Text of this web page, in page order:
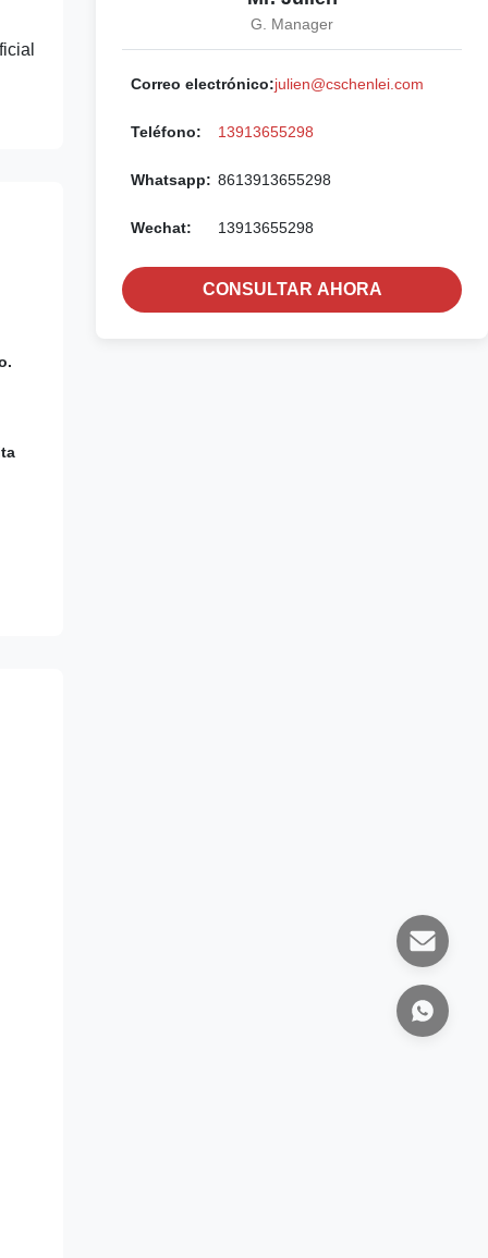
G. Manager
Correo electrónico:julien@cschenlei.com
Teléfono: 13913655298
Whatsapp: 8613913655298
Wechat: 13913655298
CONSULTAR AHORA